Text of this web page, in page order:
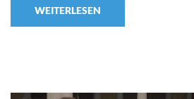
WEITERLESEN